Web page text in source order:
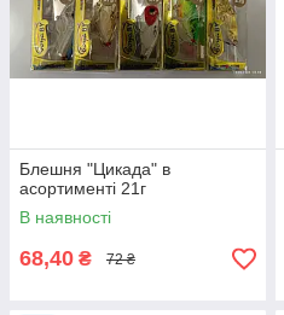
Блешня "Цикада" в
асортименті 21г
В наявності
68,40 ₴ 72 ₴